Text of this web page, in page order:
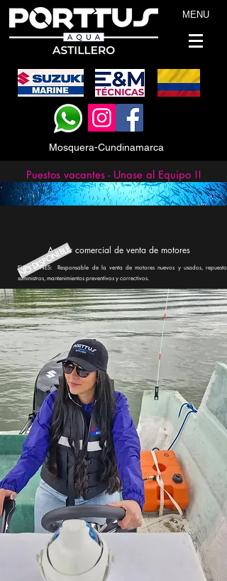
MENU
Mosquera-Cundinamarca
Puestos vacantes - Unase al Equipo !!
Asesor comercial de venta de motores
NO DISPONIBLE
FUNCIONES: Responsable de la venta de motores nuevos y usados, repuestos,
suministros, mantenimientos preventivos y correctivos.